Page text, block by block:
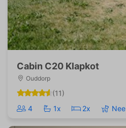
Cabin C20 Klapkot
Ouddorp
(11)
4
1x 2x Nee